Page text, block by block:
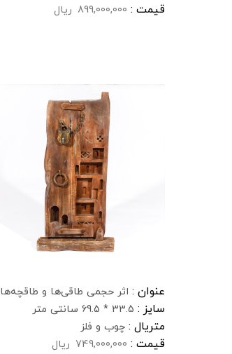
قیمت : 899,000,000 ریال
عنوان : اثر حجمی طاقی‌ها و طاقچه‌ها
سایز : 33.5 * 69.5 سانتی متر
متریال : چوب و فلز
قیمت : 749,000,000 ریال